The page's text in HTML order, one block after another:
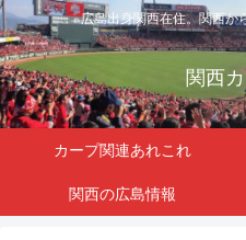
広島出身関西在住。関西か
関西
カープ関連あれこれ
関西の広島情報